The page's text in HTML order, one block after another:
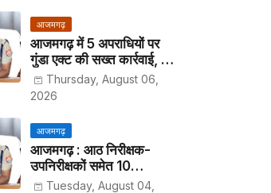
आजमगढ़
आजमगढ़ में 5 अपराधियों पर
गुंडा एक्ट की सख्त कार्रवाई, अब
हर पखवाड़े थाने में लगानी होगी
हाजिरी
Thursday, August 06,
2026
आजमगढ़
आजमगढ़ : आठ निरीक्षक-
उपनिरीक्षकों समेत 10
अधिकारियों के तबादले
Tuesday, August 04,